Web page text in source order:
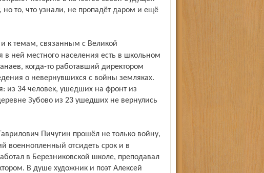
но то, что узнали, не пропадёт даром и ещё
в ней местного населения есть в школьном
когда-то работавший директором
о невернувшихся с войны земляках.
34 человек, ушедших на фронт из
Зубово из 23 ушедших не вернулись
военнопленный отсидеть срок и в
в Березниковской школе, преподавал
В душе художник и поэт Алексей